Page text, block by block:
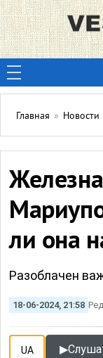
Главная » Новости
ли она
Разоблачен
18-06-2024, 21:58
UA ▶